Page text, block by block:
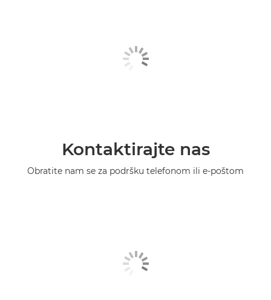
Kontaktirajte nas
Obratite nam se za podršku telefonom ili e-poštom